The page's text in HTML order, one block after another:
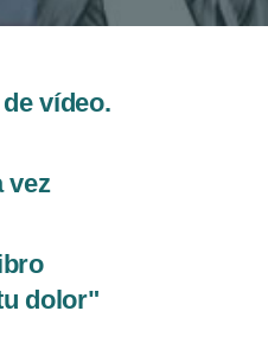
de vídeo.
una vez
tu dolor"